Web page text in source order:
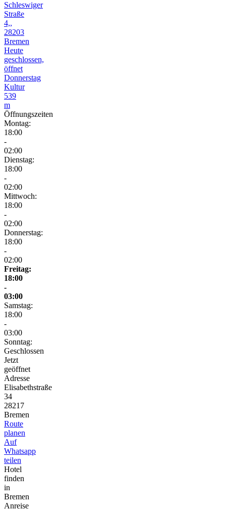
Schleswiger
Straße
4,,
28203
Bremen
Heute
geschlossen,
öffnet
Donnerstag
Kultur
539
m
Öffnungszeiten
Montag:
18:00
-
02:00
Dienstag:
18:00
-
02:00
Mittwoch:
18:00
-
02:00
Donnerstag:
18:00
-
02:00
Freitag:
18:00
-
03:00
Samstag:
18:00
-
03:00
Sonntag:
Geschlossen
Jetzt
geöffnet
Adresse
Elisabethstraße
34
28217
Bremen
Route
planen
Auf
Whatsapp
teilen
Hotel
finden
in
Bremen
Anreise